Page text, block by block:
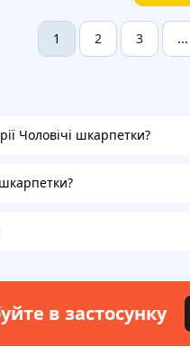
1 2 3 ...
Чоловічі шкарпетки?
в застосунку